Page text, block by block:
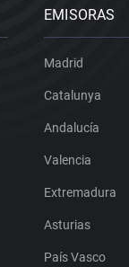
EMISORAS
Madrid
Catalunya
Andalucía
Valencia
Extremadura
Asturias
País Vasco